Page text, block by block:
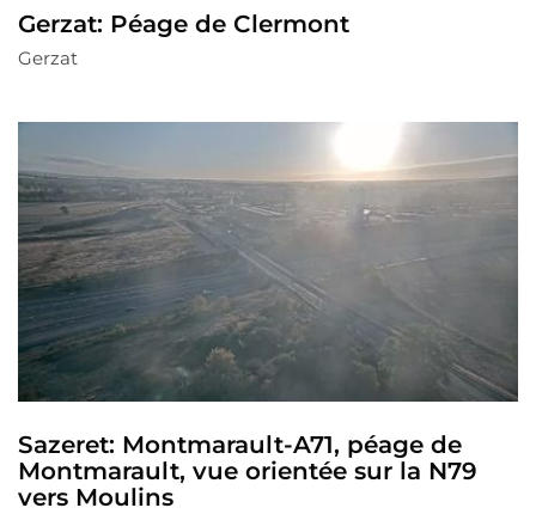
Gerzat: Péage de Clermont
Gerzat
Sazeret: Montmarault-A71, péage de
Montmarault, vue orientée sur la N79
vers Moulins